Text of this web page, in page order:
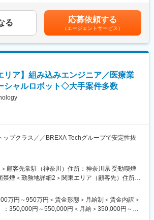
解決につながるプロダクト開発を通じ、高品質・
られる領域に挑戦可能
先との技術折衝、製造プロセス管理などを通じ
ジニアと連携、専門性を活かしてスピード感のあ
めます
して実務を担当しながら、近い将来（5年後程度）
り纏めとして業務を推進できることを期待してい
け制御・監視システムの設計及び
粒子線がん治療装置向け制御・監視システムに関
担当します。
への要求仕様を纏める設計仕様書等、技術文書の
システムテストの計画、実行。
制御システムの保守、エンハンス対応。
を通じて上下する可能性があります。月給(月額)は
た表記です。
る 応募依頼する
（エージェントサービス）
リア】組み込みエンジニア／医療業
シャルロボット◇大手案件多数
ップクラス／／BREXA Techグループで安定性抜
ソーシャルロボット開発において、組み込みソフ
クトを進めていく予定でございます。
クホルダーとの要件定義・仕様調整・折衝
顧客先常駐（神奈川）住所：神奈川県 受動喫煙
禁煙＜勤務地詳細2＞関東エリア（顧客先）住所：
内全面禁煙変更の範囲：会社の定める事業所（リ
む）
万円～950万円＜賃金形態＞月給制＜賃金内訳＞
：350,000円～550,000円＜月給＞350,000円～